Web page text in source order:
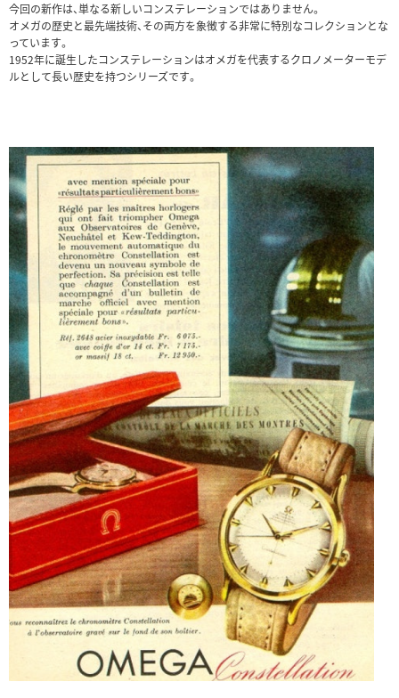
今回の新作は、単なる新しいコンステレーションではありません。
オメガの歴史と最先端技術、その両方を象徴する非常に特別なコレクションとな
っています。
1952年に誕生したコンステレーションはオメガを代表するクロノメーターモデ
ルとして長い歴史を持つシリーズです。